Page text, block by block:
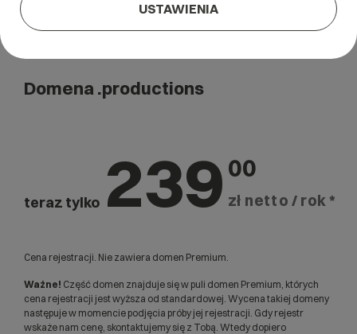
Domena .productions
teraz tylko 239 00
zł netto / rok *
Cena rejestracji. Nie zawiera domen Premium.
Ważne! Część domen znajduje się w puli domen Premium, których
cena rejestracji jest wyższa od standardowej. Wycena takiej domeny
następuje w momencie podjęcia próby jej rejestracji. Gdy rejestr
wskaże nam cenę, skontaktujemy się z Tobą. Wtedy dopiero
USTAWIENIA